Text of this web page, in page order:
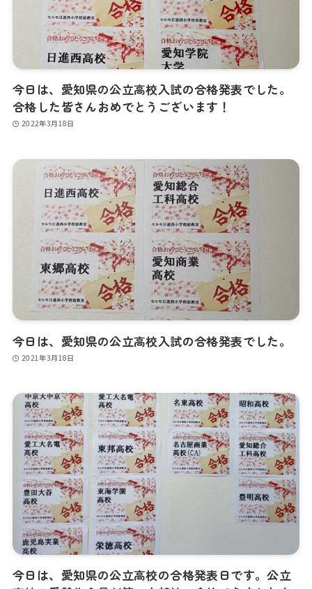
今日は、愛知県の公立高校入試の合格発表でした。
合格した皆さんおめでとうございます！
2022年3月18日
今日は、愛知県の公立高校入試の合格発表でした。
2021年3月18日
今日は、愛知県の公立高校の合格発表日です。公立